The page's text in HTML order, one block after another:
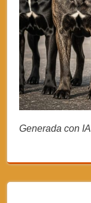
Generada con IA